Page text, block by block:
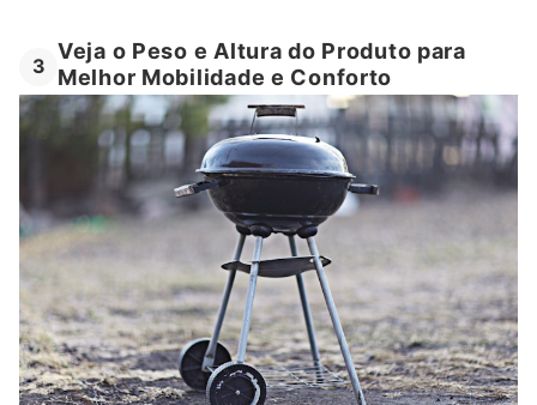
3
Veja o Peso e Altura do Produto para
Melhor Mobilidade e Conforto